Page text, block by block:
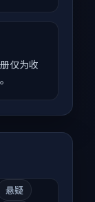
仅为收
悬疑